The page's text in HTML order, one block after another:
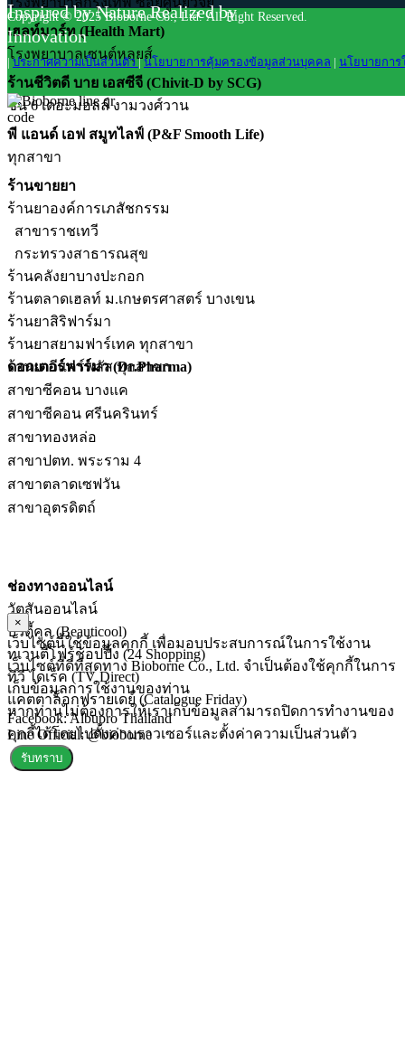
เฮลท์มาร์ท (Health Mart)
โรงพยาบาลเซนต์หลุยส์
ร้านชีวิตดี บาย เอสซีจี (Chivit-D by SCG)
ชั้น 6 เดอะมอลล์ งามวงศ์วาน
พี แอนด์ เอฟ สมูทไลฟ์ (P&F Smooth Life)
ทุกสาขา
ร้านขายยา
ร้านยาองค์การเภสัชกรรม
สาขาราชเทวี
กระทรวงสาธารณสุข
ร้านคลังยาบางปะกอก
ร้านตลาดเฮลท์ ม.เกษตรศาสตร์ บางเขน
ร้านยาสิริฟาร์มา
ร้านยาสยามฟาร์เทค ทุกสาขา
ร้านยาวีแคร์พลัส ทุกสาขา
ดอกเตอร์ฟาร์มา (Dr.Pharma)
สาขาซีคอน บางแค
สาขาซีคอน ศรีนครินทร์
สาขาทองหล่อ
สาขาปตท. พระราม 4
สาขาตลาดเซฟวัน
สาขาอุตรดิตถ์
ช่องทางออนไลน์
วัตสันออนไลน์
บิวตี้คูล (Beauticool)
ทเวนตี้โฟร์ช้อปปิ้ง (24 Shopping)
ทีวี ไดเร็ค (TV Direct)
แคตตาล็อกฟรายเดย์ (Catalogue Friday)
Facebook: Albupro Thailand
Line Official: @bioborne
Inspired by Nature Realized by
Innovation
Copyright © 2025 Bioborne Co., Ltd. All Right Reserved.
×
เว็บไซต์นี้ใช้ข้อมูลคุกกี้ เพื่อมอบประสบการณ์ในการใช้งาน
เว็บไซต์ที่ดีที่สุดทาง Bioborne Co., Ltd. จำเป็นต้องใช้คุกกี้ในการ
เก็บข้อมูลการใช้งานของท่าน
หากท่านไม่ต้องการให้เราเก็บข้อมูลสามารถปิดการทำงานของ
คุกกี้ได้โดยไปตั้งค่าบราวเซอร์และตั้งค่าความเป็นส่วนตัว
รับทราบ
|ประกาศความเป็นส่วนตัว|นโยบายการคุ้มครองข้อมูลส่วนบุคคล นโยบายการ